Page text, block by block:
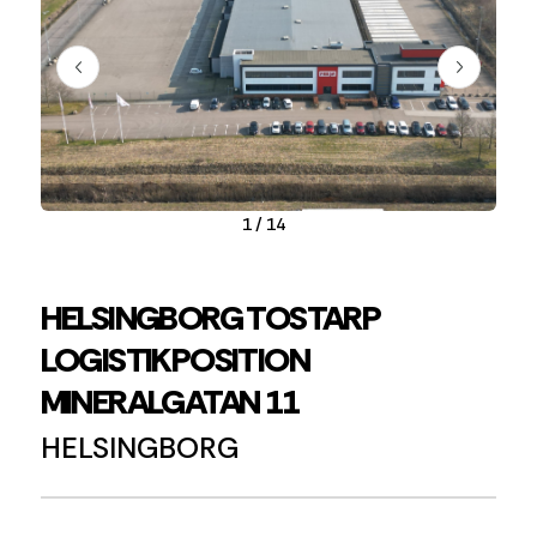
1/ 14
HELSINGBORG TOSTARP
LOGISTIKPOSITION
MINERALGATAN 11
HELSINGBORG